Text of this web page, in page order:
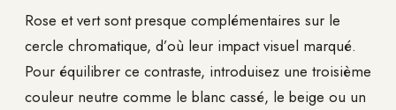
Rose et vert sont presque complémentaires sur le
cercle chromatique, d’où leur impact visuel marqué.
Pour équilibrer ce contraste, introduisez une troisième
couleur neutre comme le blanc cassé, le beige ou un